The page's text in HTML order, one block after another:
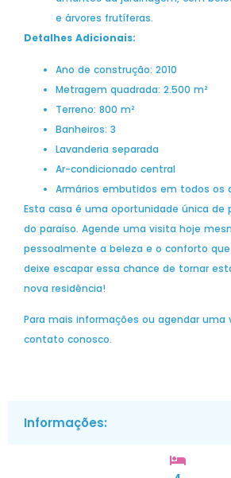
e árvores frutíferas.
Detalhes Adicionais:
Ano de construção: 2010
Metragem quadrada: 2.500 m²
Terreno: 800 m²
Banheiros: 3
Lavanderia separada
Ar-condicionado central
Armários embutidos em todos os
Esta casa é uma oportunidade única de
do paraíso. Agende uma visita hoje
pessoalmente a beleza e o conforto que
deixe escapar essa chance de tornar
nova residência!
Para mais informações ou agendar uma
contato conosco.
Informações: